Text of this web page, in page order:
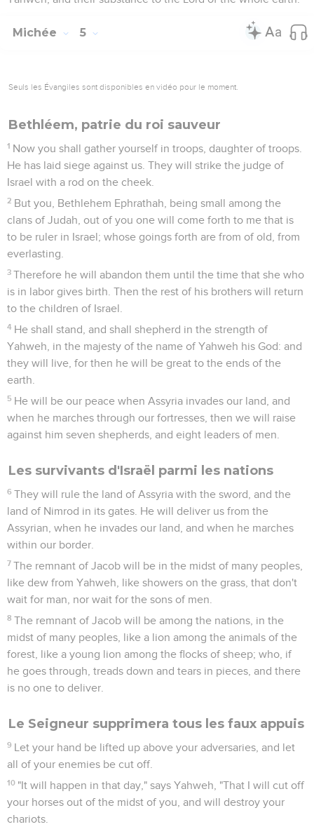
and of judgment, and of might, to declare to Jacob his
10
They build up Zion with blood, and Jerusalem with
iniquity.
11 Her leaders judge for bribes, and her priests teach for a
price, and her prophets of it tell fortunes for money: yet they
lean on Yahweh, and say, "Isn't Yahweh in the midst of us?
No disaster will come on us."
12 Therefore Zion for your sake will be plowed like a field,
and Jerusalem will become heaps of rubble, and the
mountain of the temple like the high places of a forest.
Michée 4
Seuls les Évangiles sont disponibles en vidéo pour le moment.
Jérusalem, capitale de la paix
1 But in the latter days, it will happen that the mountain of
Yahweh's temple will be established on the top of the
will stream to it.
2 Many nations will go and say, "Come, and let us go up to
the mountain of Yahweh, and to the house of the God of
Jacob; and he will teach us of his ways, and we will walk in
his paths." For out of Zion will go forth the law, and the word
of Yahweh from Jerusalem;
3 and he will judge between many peoples, and will decide
concerning strong nations afar off. They will beat their
swords into plowshares, and their spears into pruning hooks.
Nation will not lift up sword against nation, neither will they
learn war any more.
4 But they will sit every man under his vine and under his fig
tree; and no one will make them afraid: For the mouth of
Indeed all the nations may walk in the name of their gods;
but we will walk in the name of Yahweh our God forever and
ever.
Le Seigneur, roi à Jérusalem
6 "In that day," says Yahweh, "I will assemble that which is